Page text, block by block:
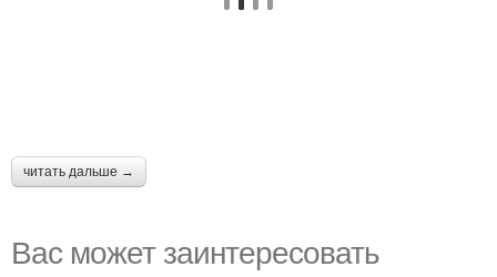
читать дальше →
Вас может заинтересовать